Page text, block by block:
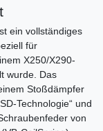
ein vollständiges
für
X250/X290-
wurde. Das
Stoßdämpfer
Technologie“ und
von